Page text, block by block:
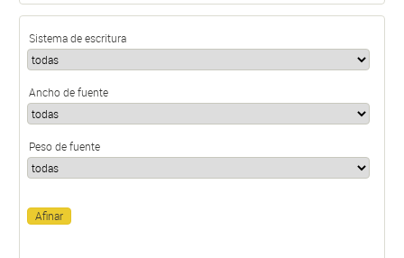
Sistema de escritura
Ancho de fuente
Peso de fuente